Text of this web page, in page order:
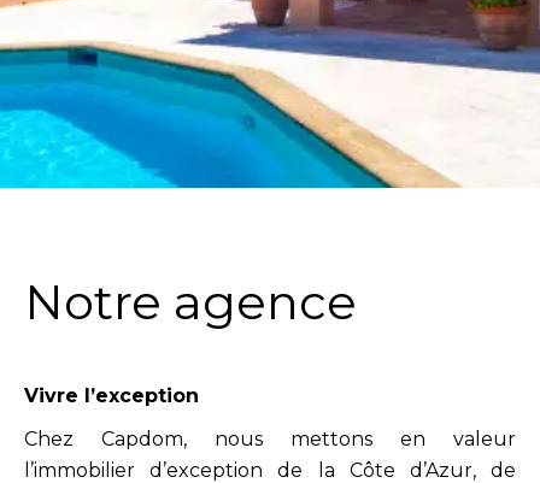
Notre agence
Vivre l’exception
Chez Capdom, nous mettons en valeur
l’immobilier d’exception de la Côte d’Azur, de